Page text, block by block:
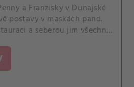
a Franzisky v Dunajské
postavy v maskách pand.
a seberou jim všechny